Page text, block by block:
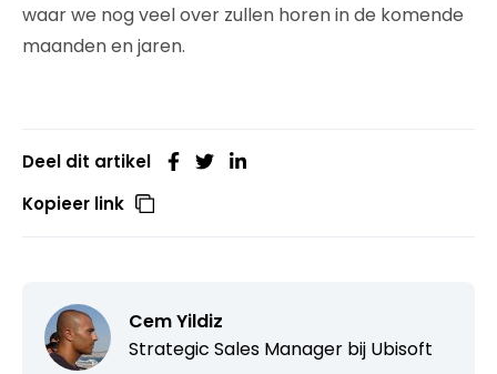
waar we nog veel over zullen horen in de komende
maanden en jaren.
Deel dit artikel
Kopieer link
Cem Yildiz
Strategic Sales Manager bij Ubisoft